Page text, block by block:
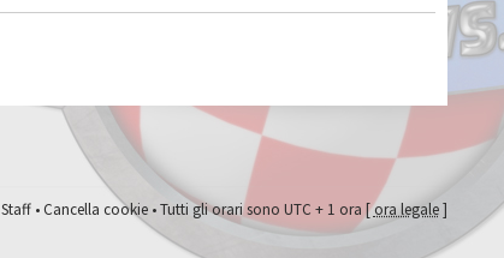
Staff•Cancella cookie• Tutti gli orari sono UTC + 1 ora [ora legale]